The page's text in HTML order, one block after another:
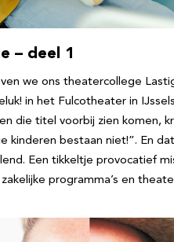
– deel 1
we ons theatercollege
in het Fulcotheater in
die titel voorbij zien komen,
kinderen bestaan niet!”. En
Een tikkeltje provocatief
programma’s en